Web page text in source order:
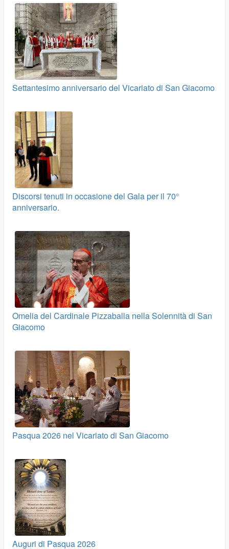
Settantesimo anniversario del Vicariato di San Giacomo
Discorsi tenuti in occasione del Gala per il 70°
anniversario.
Omelia del Cardinale Pizzaballa nella Solennità di San
Giacomo
Pasqua 2026 nel Vicariato di San Giacomo
Auguri di Pasqua 2026